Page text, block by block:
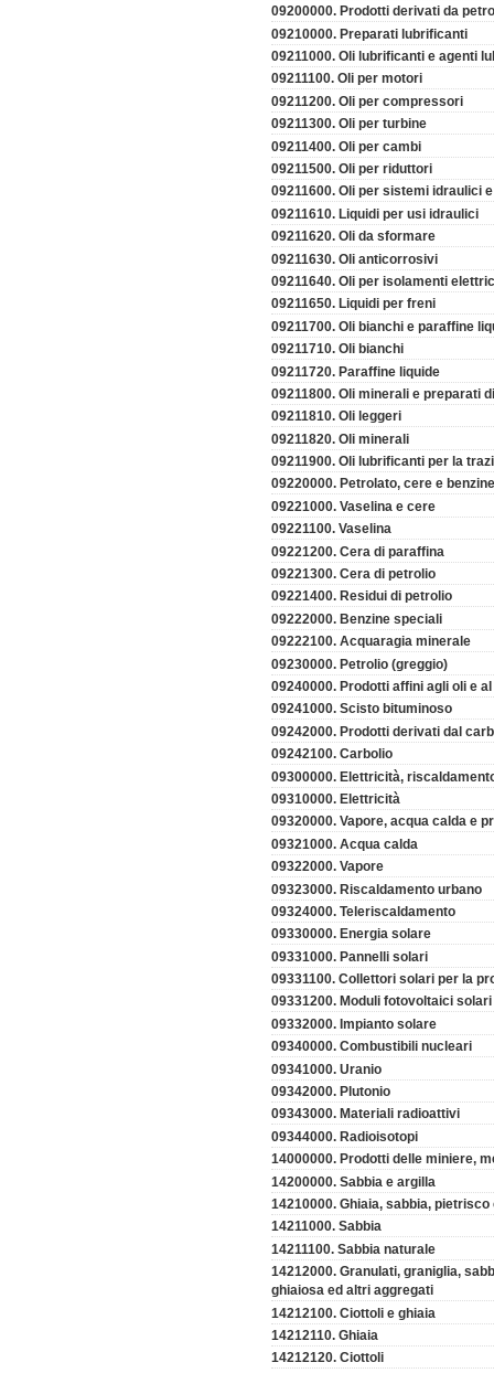
09200000. Prodotti derivati da
09210000. Preparati lubrificanti
09211000. Oli lubrificanti e agenti
09211100. Oli per motori
09211200. Oli per compressori
09211300. Oli per turbine
09211400. Oli per cambi
09211500. Oli per riduttori
09211600. Oli per sistemi idraulici
09211610. Liquidi per usi idraulici
09211620. Oli da sformare
09211630. Oli anticorrosivi
09211640. Oli per isolamenti
09211650. Liquidi per freni
09211700. Oli bianchi e paraffine
09211710. Oli bianchi
09211720. Paraffine liquide
09211800. Oli minerali e preparati
09211810. Oli leggeri
09211820. Oli minerali
09211900. Oli lubrificanti per la
09220000. Petrolato, cere e
09221000. Vaselina e cere
09221100. Vaselina
09221200. Cera di paraffina
09221300. Cera di petrolio
09221400. Residui di petrolio
09222000. Benzine speciali
09222100. Acquaragia minerale
09230000. Petrolio (greggio)
09240000. Prodotti affini agli oli e
09241000. Scisto bituminoso
09242000. Prodotti derivati dal
09242100. Carbolio
09300000. Elettricità,
09310000. Elettricità
09320000. Vapore, acqua calda e
09321000. Acqua calda
09322000. Vapore
09323000. Riscaldamento urbano
09324000. Teleriscaldamento
09330000. Energia solare
09331000. Pannelli solari
09331100. Collettori solari per la
09331200. Moduli fotovoltaici solari
09332000. Impianto solare
09340000. Combustibili nucleari
09341000. Uranio
09342000. Plutonio
09343000. Materiali radioattivi
09344000. Radioisotopi
14000000. Prodotti delle miniere,
14200000. Sabbia e argilla
14210000. Ghiaia, sabbia, pietrisco
14211000. Sabbia
14211100. Sabbia naturale
14212000. Granulati, graniglia,
ghiaiosa ed altri aggregati
14212100. Ciottoli e ghiaia
14212110. Ghiaia
14212120. Ciottoli